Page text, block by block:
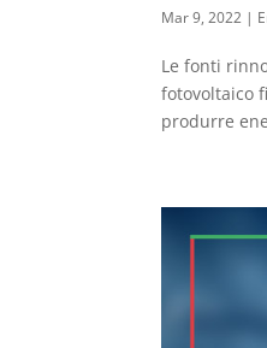
Mar 9, 2022 |
Le fonti
fotovoltaico
produrre